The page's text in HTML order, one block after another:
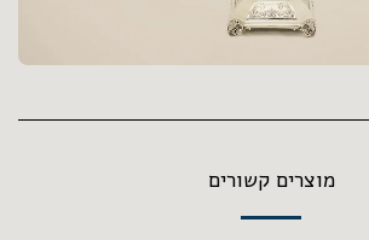
מוצרים קשורים